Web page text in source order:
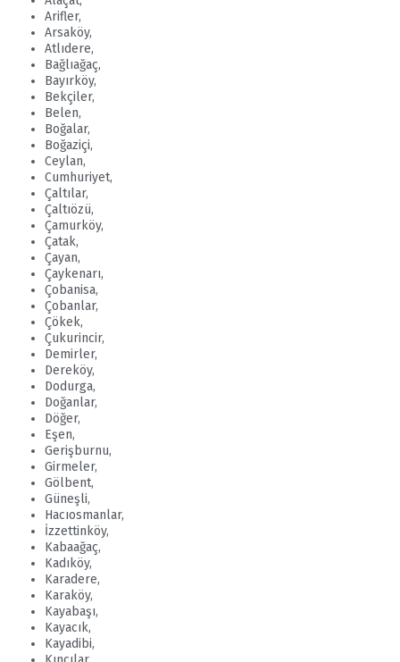
Arifler,
Arsaköy,
Atlıdere,
Bağlıağaç,
Bayırköy,
Bekçiler,
Belen,
Boğalar,
Boğaziçi,
Ceylan,
Cumhuriyet,
Çaltılar,
Çaltıözü,
Çamurköy,
Çatak,
Çayan,
Çaykenarı,
Çobanisa,
Çobanlar,
Çökek,
Çukurincir,
Demirler,
Dereköy,
Dodurga,
Doğanlar,
Döğer,
Eşen,
Gerişburnu,
Girmeler,
Gölbent,
Güneşli,
Hacıosmanlar,
İzzettinköy,
Kabaağaç,
Kadıköy,
Karadere,
Karaköy,
Kayabaşı,
Kayacık,
Kayadibi,